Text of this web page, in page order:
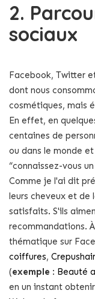
2.
sociaux
Facebook, Twitter
dont nous
cosmétiques, mais
En effet, en
centaines de
ou dans le monde
“connaissez-vous
Comme je l'ai dit
leurs cheveux et
satisfaits. S'ils
recommandations.
thématique sur
coiffures, Crepushair
(exemple : Beauté
en un instant